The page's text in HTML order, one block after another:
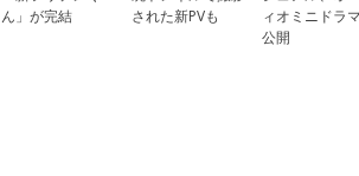
ん」が完結
された新PVも
ィオミニドラ
公開